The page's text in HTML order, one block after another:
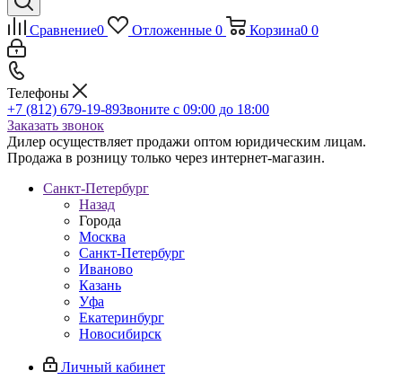
Сравнение0 Отложенные 0 Корзина0 0
Телефоны
+7 (812) 679-19-89Звоните с 09:00 до 18:00
Заказать звонок
Дилер осуществляет продажи оптом юридическим лицам.
Продажа в розницу только через интернет-магазин.
Санкт-Петербург
Назад
Города
Москва
Санкт-Петербург
Иваново
Казань
Уфа
Екатеринбург
Новосибирск
Личный кабинет